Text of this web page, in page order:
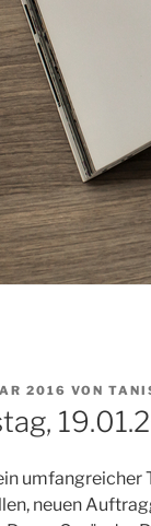
2016 VON
umfangreicher
neuen